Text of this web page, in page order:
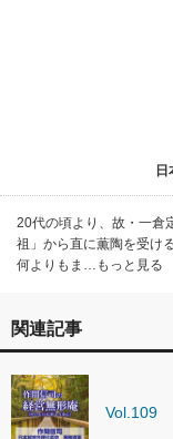
20代の頃より、故・一倉
祖」から直に薫陶を受け
何よりもま…もっと見る
関連記事
Vol.109